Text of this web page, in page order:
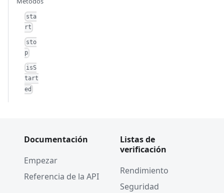
sta
rt
sto
p
isS
tart
ed
Documentación
Empezar
Referencia de la API
Listas de
verificación
Rendimiento
Seguridad